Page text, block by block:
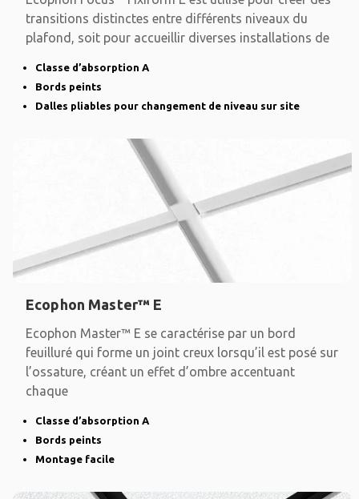
transitions distinctes entre différents niveaux du
plafond, soit pour accueillir diverses installations de
Classe d’absorption A
Bords peints
Dalles pliables pour changement de niveau sur site
Ecophon Master™ E
Ecophon Master™ E se caractérise par un bord
feuilluré qui forme un joint creux lorsqu’il est posé sur
l’ossature, créant un effet d’ombre accentuant
chaque
Classe d’absorption A
Bords peints
Montage facile